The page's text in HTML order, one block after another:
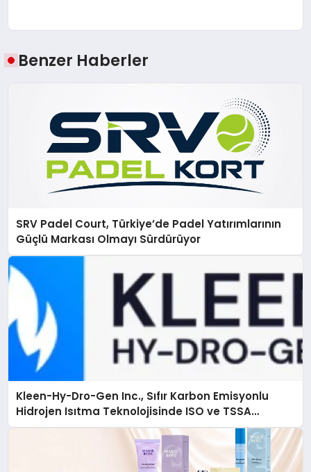
Benzer Haberler
SRV Padel Court, Türkiye’de Padel Yatırımlarının
Güçlü Markası Olmayı Sürdürüyor
Kleen-Hy-Dro-Gen Inc., Sıfır Karbon Emisyonlu
Hidrojen Isıtma Teknolojisinde ISO ve TSSA
Düzenleyici Onaylarını Aldı